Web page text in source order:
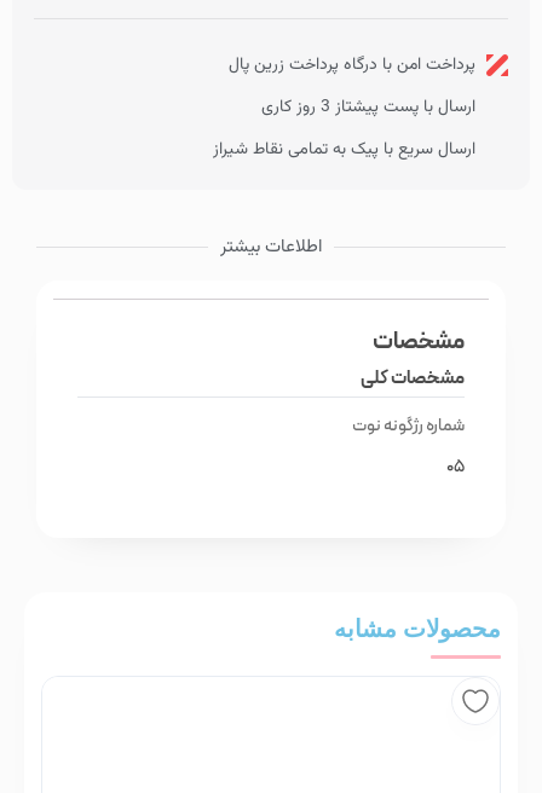
پرداخت امن با درگاه پرداخت زرین پال
ارسال با پست پیشتاز 3 روز کاری
ارسال سریع با پیک به تمامی نقاط شیراز
اطلاعات بیشتر
مشخصات
مشخصات کلی
شماره رژگونه نوت
05
محصولات مشابه